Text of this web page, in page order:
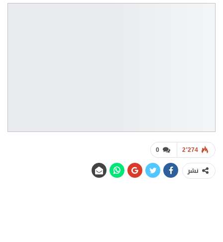
0 2٬274
نشر